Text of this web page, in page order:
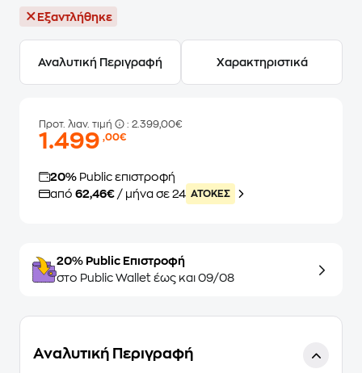
Εξαντλήθηκε
Αναλυτική Περιγραφή Χαρακτηριστικά
Προτ. λιαν. τιμή : 2.399,00€
1.499,00€
20% Public επιστροφή
από 62,46€ / μήνα σε 24 ATOKEΣ
20% Public Επιστροφή
στο Public Wallet έως και 09/08
Αναλυτική Περιγραφή